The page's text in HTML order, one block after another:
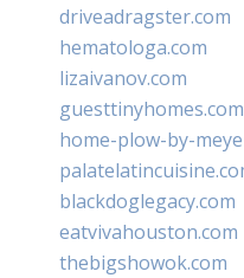
driveadragster.com
hematologa.com
lizaivanov.com
guesttinyhomes.com
home-plow-by-
blackdoglegacy.com
eatvivahouston.com
thebigshowok.com